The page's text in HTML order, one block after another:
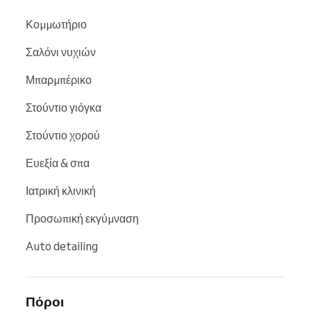
Κομμωτήριο
Σαλόνι νυχιών
Μπαρμπέρικο
Στούντιο γιόγκα
Στούντιο χορού
Ευεξία & σπα
Ιατρική κλινική
Προσωπική εκγύμναση
Auto detailing
Πόροι